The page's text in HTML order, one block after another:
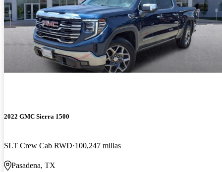
2022 GMC Sierra 1500
SLT Crew Cab RWD 100,247 millas
Pasadena, TX